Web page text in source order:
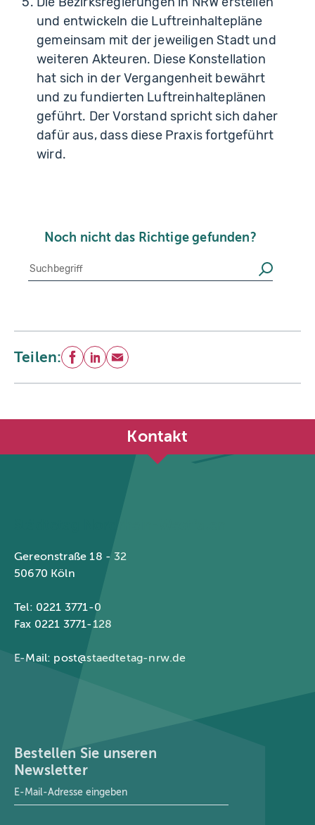
und entwickeln die Luftreinhaltepläne
gemeinsam mit der jeweiligen Stadt und
weiteren Akteuren. Diese Konstellation
hat sich in der Vergangenheit bewährt
und zu fundierten Luftreinhalteplänen
geführt. Der Vorstand spricht sich daher
dafür aus, dass diese Praxis fortgeführt
wird.
Noch nicht das Richtige gefunden?
Suche Suchen
Teilen: Facebook
LinkedIn
E-Mail
Kontakt
Gereonstraße 18 - 32
50670 Köln
Tel: 0221 3771-0
Fax 0221 3771-128
E-Mail: post@staedtetag-nrw.de
Bestellen Sie unseren
Newsletter
E-Mail-Adresse